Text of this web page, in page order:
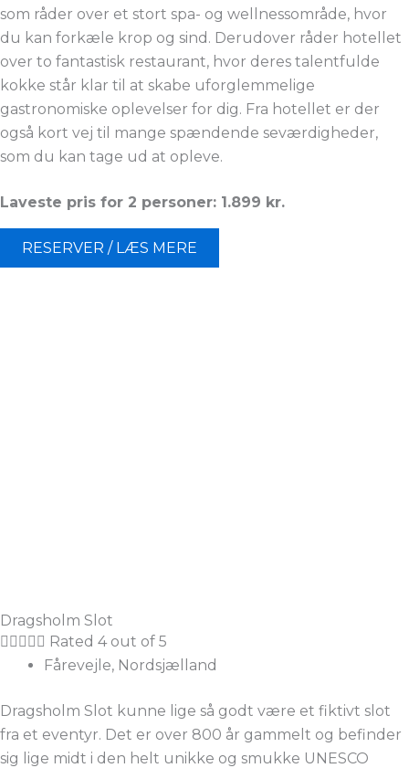
som råder over et stort spa- og wellnessområde, hvor
du kan forkæle krop og sind. Derudover råder hotellet
over to fantastisk restaurant, hvor deres talentfulde
kokke står klar til at skabe uforglemmelige
gastronomiske oplevelser for dig. Fra hotellet er der
også kort vej til mange spændende seværdigheder,
som du kan tage ud at opleve.
Laveste pris for 2 personer: 1.899 kr.
RESERVER / LÆS MERE
Dragsholm Slot
 Rated 4 out of 5
Fårevejle, Nordsjælland
Dragsholm Slot kunne lige så godt være et fiktivt slot
fra et eventyr. Det er over 800 år gammelt og befinder
sig lige midt i den helt unikke og smukke UNESCO